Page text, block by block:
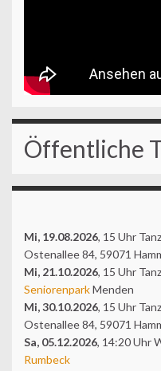
Öffentliche
Mi, 19.08.2026, 15 Uhr
Ostenallee 84, 59071
Mi, 21.10.2026, 15 Uhr
SeniorenparkMenden
Mi, 30.10.2026, 15 Uhr
Ostenallee 84, 59071
Sa, 05.12.2026, 14:20 Uhr
Rumbeck